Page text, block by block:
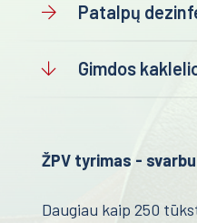
Patalpų
Gimdos
ŽPV tyrimas -
Daugiau kaip 250